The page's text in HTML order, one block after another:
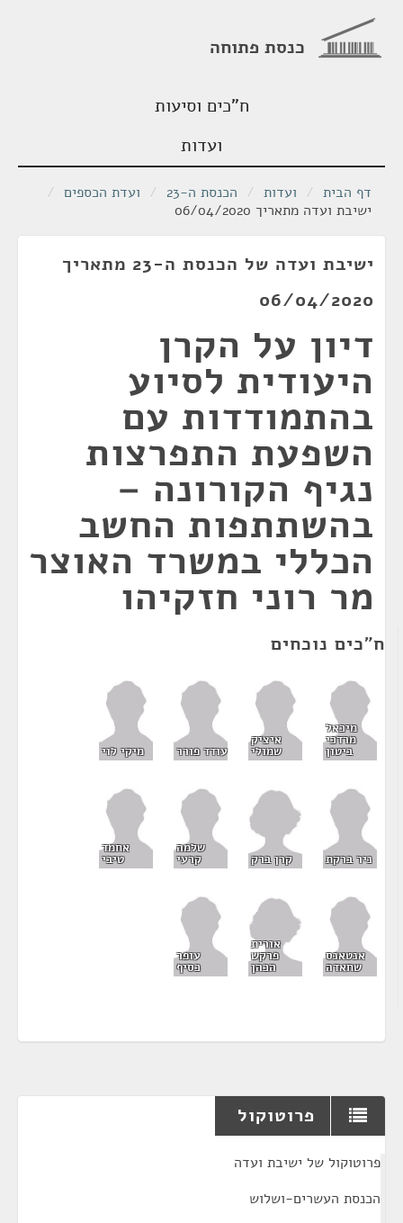
כנסת פתוחה
ח"כים וסיעות
ועדות
דף הבית / ועדות / הכנסת ה-23 / ועדת הכספים /
ישיבת ועדה מתאריך 06/04/2020
ישיבת ועדה של הכנסת ה-23 מתאריך
06/04/2020
דיון על הקרן
היעודית לסיוע
בהתמודדות עם
השפעת התפרצות
נגיף הקורונה –
בהשתתפות החשב
הכללי במשרד האוצר
מר רוני חזקיהו
ח"כים נוכחים
מיכאל
מרדכי
ביטון
איציק
שמולי עודד פורר מיקי לוי
ניר ברקת קרן ברק
שלמה
קרעי
אחמד
טיבי
אנטאנס
שחאדה
אורית
פרקש
הכהן
עופר
כסיף
פרוטוקול
פרוטוקול של ישיבת ועדה
הכנסת העשרים-ושלוש